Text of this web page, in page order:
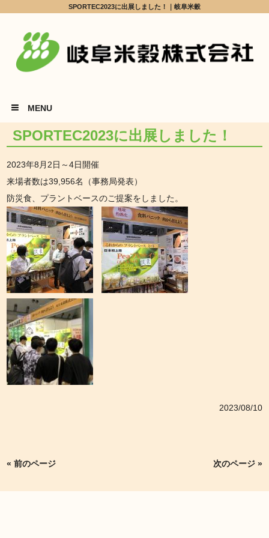
SPORTEC2023に出展しました！｜岐阜米穀
MENU
SPORTEC2023に出展しました！
2023年8月2日～4日開催
来場者数は39,956名（事務局発表）
防災食、プラントベースのご提案をしました。
2023/08/10
« 前のページ 次のページ »